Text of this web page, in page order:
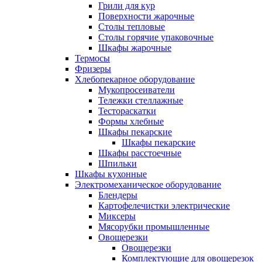
Грили для кур
Поверхности жарочные
Столы тепловые
Столы горячие упаковочные
Шкафы жарочные
Термосы
Фризеры
Хлебопекарное оборудование
Мукопросеиватели
Тележки стеллажные
Тестораскатки
Формы хлебные
Шкафы пекарские
Шкафы пекарские
Шкафы расстоечные
Шпильки
Шкафы кухонные
Электромеханическое оборудование
Блендеры
Картофелечистки электрические
Миксеры
Мясорубки промышленные
Овощерезки
Овощерезки
Комплектующие для овощерезок